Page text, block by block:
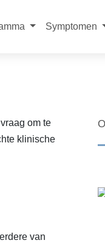
Symptomen
om te
klinische
van